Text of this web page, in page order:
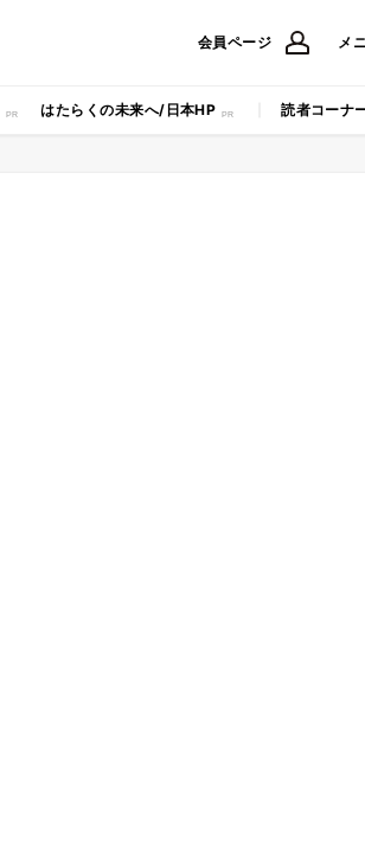
会員ページ メ
はたらくの未来へ/日本HP 読者コーナ